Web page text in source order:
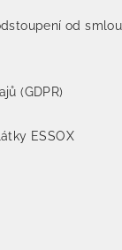
od
(GDPR)
ESSOX